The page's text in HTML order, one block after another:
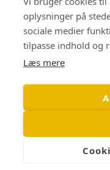
oplysninger på
sociale medier
tilpasse indhold og
Læs mere
Nyhedsbrev
Tilmeld dig